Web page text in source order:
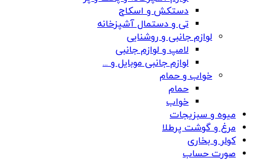
دستکش و اسکاج
تی و دستمال آشپزخانه
لوازم جانبی و روشنایی
لامپ و لوازم جانبی
لوازم جانبی موبایل و ...
خواب و حمام
حمام
خواب
میوه و سبزیجات
مرغ و گوشت پرطلا
کولر و بخاری
صورت حساب